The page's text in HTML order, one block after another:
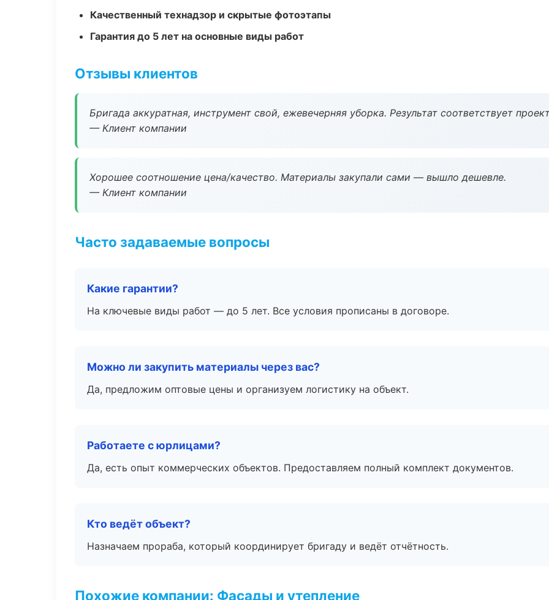
Качественный технадзор и скрытые фотоэтапы
Гарантия до 5 лет на основные виды работ
Отзывы клиентов
Бригада аккуратная, инструмент свой, ежевечерняя уборка. Результат соответствует
— Клиент компании
Хорошее соотношение цена/качество. Материалы закупали сами — вышло дешевле.
— Клиент компании
Часто задаваемые вопросы
Какие гарантии?
На ключевые виды работ — до 5 лет. Все условия прописаны в договоре.
Можно ли закупить материалы через вас?
Да, предложим оптовые цены и организуем логистику на объект.
Работаете с юрлицами?
Да, есть опыт коммерческих объектов. Предоставляем полный комплект документов.
Кто ведёт объект?
Назначаем прораба, который координирует бригаду и ведёт отчётность.
Похожие компании: Фасады и утепление